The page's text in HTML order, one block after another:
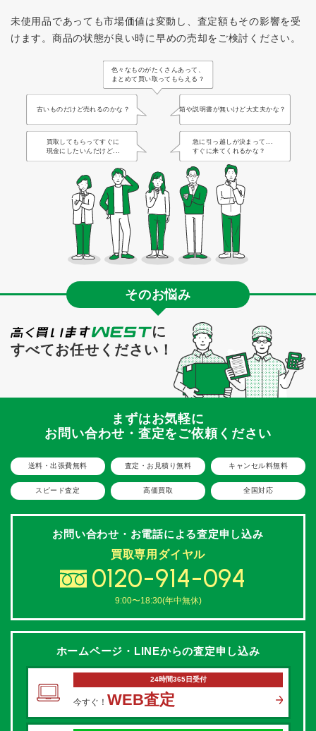
未使用品であっても市場価値は変動し、査定額もその影響を受
けます。 商品の状態が良い時に早めの売却をご検討ください。
色々なものがたくさんあって、
まとめて買い取ってもらえる？
古いものだけど売れるのかな？ 箱や説明書が無いけど大丈夫かな？
買取してもらってすぐに
現金にしたいんだけど...
急に引っ越しが決まって...
すぐに来てくれるかな？
そのお悩み
に
すべてお任せください！
まずはお気軽に
お問い合わせ・査定をご依頼ください
送料・出張費無料 査定・お見積り無料 キャンセル料無料
スピード査定 高価買取 全国対応
お問い合わせ・お電話による査定申し込み
買取専用ダイヤル
0120-914-094
9:00〜18:30(年中無休)
ホームページ・LINEからの査定申し込み
24時間365日受付
今すぐ！ WEB査定